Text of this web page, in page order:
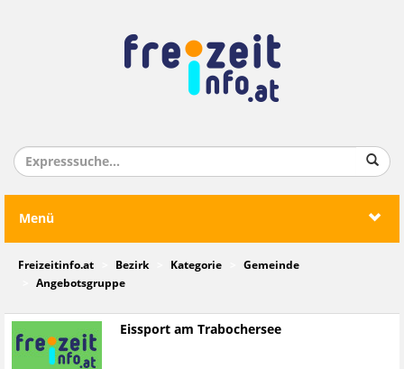
Menü
Freizeitinfo.at Bezirk Kategorie
Gemeinde
Angebotsgruppe
Eissport am Trabochersee